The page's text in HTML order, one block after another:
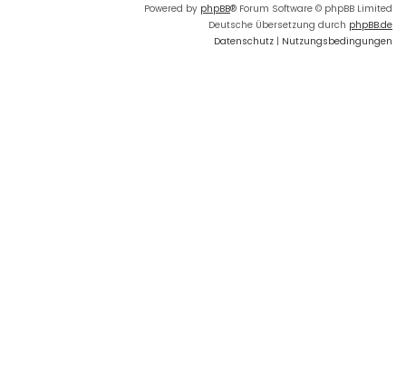
Powered by phpBB® Forum Software © phpBB Limited
Deutsche Übersetzung durch phpBB.de
Datenschutz | Nutzungsbedingungen